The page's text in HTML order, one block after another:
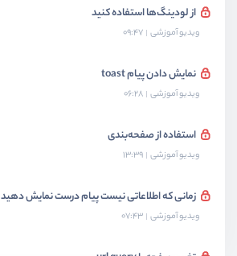
از لودینگ‌ها استفاده کنید
ویدیو آموزشی 09:47
نمایش دادن پیام‌ toast
ویدیو آموزشی 06:28
استفاده از صفحه‌بندی
ویدیو آموزشی 13:39
زمانی که اطلاعاتی نیست پیام درست نمایش دهید
ویدیو آموزشی 07:43